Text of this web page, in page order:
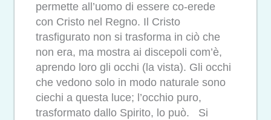
permette all’uomo di essere co-erede
con Cristo nel Regno. Il Cristo
trasfigurato non si trasforma in ciò che
non era, ma mostra ai discepoli com’è,
aprendo loro gli occhi (la vista). Gli occhi
che vedono solo in modo naturale sono
ciechi a questa luce; l’occhio puro,
trasformato dallo Spirito, lo può. Si